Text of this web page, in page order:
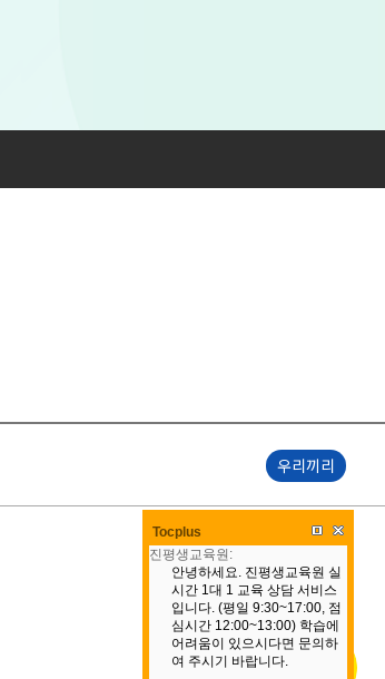
우리끼리
Tocplus